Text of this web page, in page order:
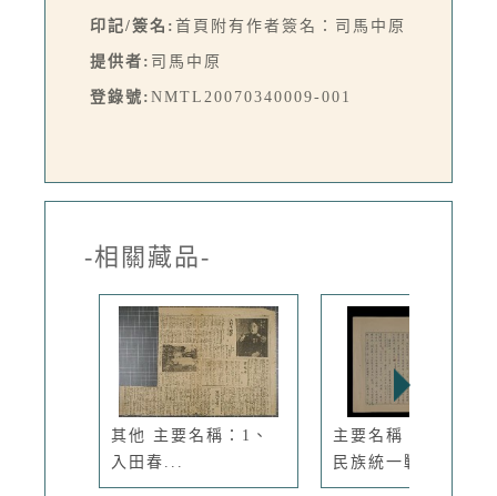
印記/簽名: 首頁附有作者簽名：司馬中原
提供者: 司馬中原
登錄號: NMTL20070340009-001
-相關藏品-
其他 主要名稱：1、
入田春...
主要名稱：中共抗日
民族統一戰...